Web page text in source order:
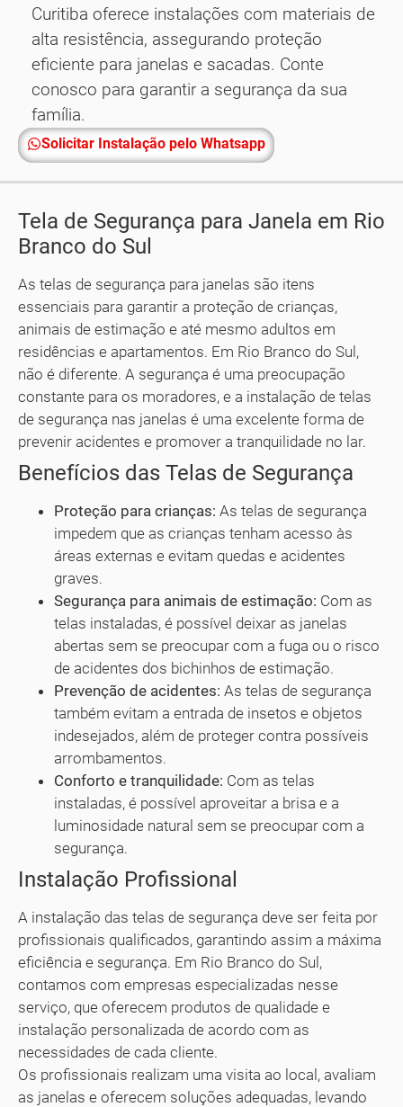
Curitiba oferece instalações com materiais de
alta resistência, assegurando proteção
eficiente para janelas e sacadas. Conte
conosco para garantir a segurança da sua
família.
Solicitar Instalação pelo Whatsapp
Tela de Segurança para Janela em Rio
Branco do Sul
As telas de segurança para janelas são itens
essenciais para garantir a proteção de crianças,
animais de estimação e até mesmo adultos em
residências e apartamentos. Em Rio Branco do Sul,
não é diferente. A segurança é uma preocupação
constante para os moradores, e a instalação de telas
de segurança nas janelas é uma excelente forma de
prevenir acidentes e promover a tranquilidade no lar.
Benefícios das Telas de Segurança
Proteção para crianças: As telas de segurança
impedem que as crianças tenham acesso às
áreas externas e evitam quedas e acidentes
graves.
Segurança para animais de estimação: Com as
telas instaladas, é possível deixar as janelas
abertas sem se preocupar com a fuga ou o risco
de acidentes dos bichinhos de estimação.
Prevenção de acidentes: As telas de segurança
também evitam a entrada de insetos e objetos
indesejados, além de proteger contra possíveis
arrombamentos.
Conforto e tranquilidade: Com as telas
instaladas, é possível aproveitar a brisa e a
luminosidade natural sem se preocupar com a
segurança.
Instalação Profissional
A instalação das telas de segurança deve ser feita por
profissionais qualificados, garantindo assim a máxima
eficiência e segurança. Em Rio Branco do Sul,
contamos com empresas especializadas nesse
serviço, que oferecem produtos de qualidade e
instalação personalizada de acordo com as
necessidades de cada cliente.
Os profissionais realizam uma visita ao local, avaliam
as janelas e oferecem soluções adequadas, levando